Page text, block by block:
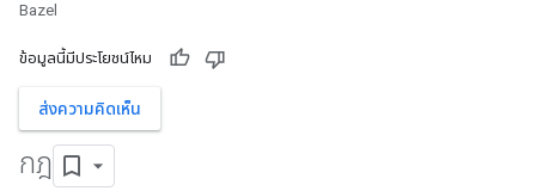
Bazel
ข้อมูลนี้มีประโยชน์ไหม
ส่งความคิดเห็น
กฎ